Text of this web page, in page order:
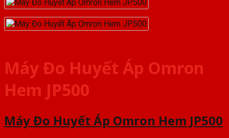
Máy Đo Huyết Áp Omron
Hem JP500
Máy Đo Huyết Áp Omron Hem JP500